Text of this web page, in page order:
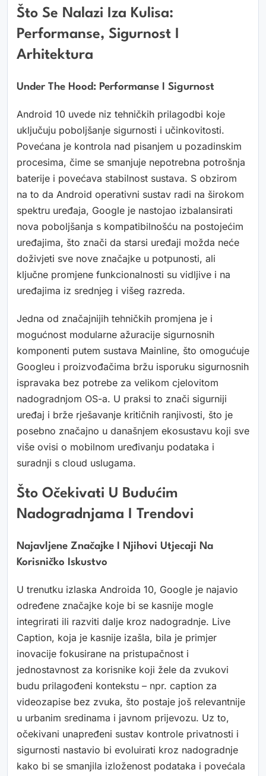
Što Se Nalazi Iza Kulisa:
Performanse, Sigurnost I
Arhitektura
Under The Hood: Performanse I Sigurnost
Android 10 uvede niz tehničkih prilagodbi koje
uključuju poboljšanje sigurnosti i učinkovitosti.
Povećana je kontrola nad pisanjem u pozadinskim
procesima, čime se smanjuje nepotrebna potrošnja
baterije i povećava stabilnost sustava. S obzirom
na to da Android operativni sustav radi na širokom
spektru uređaja, Google je nastojao izbalansirati
nova poboljšanja s kompatibilnošću na postojećim
uređajima, što znači da starsi uređaji možda neće
doživjeti sve nove značajke u potpunosti, ali
ključne promjene funkcionalnosti su vidljive i na
uređajima iz srednjeg i višeg razreda.
Jedna od značajnijih tehničkih promjena je i
mogućnost modularne ažuracije sigurnosnih
komponenti putem sustava Mainline, što omogućuje
Googleu i proizvođačima bržu isporuku sigurnosnih
ispravaka bez potrebe za velikom cjelovitom
nadogradnjom OS-a. U praksi to znači sigurniji
uređaj i brže rješavanje kritičnih ranjivosti, što je
posebno značajno u današnjem ekosustavu koji sve
više ovisi o mobilnom uređivanju podataka i
suradnji s cloud uslugama.
Što Očekivati U Budućim
Nadogradnjama I Trendovi
Najavljene Značajke I Njihovi Utjecaji Na
Korisničko Iskustvo
U trenutku izlaska Androida 10, Google je najavio
određene značajke koje bi se kasnije mogle
integrirati ili razviti dalje kroz nadogradnje. Live
Caption, koja je kasnije izašla, bila je primjer
inovacije fokusirane na pristupačnost i
jednostavnost za korisnike koji žele da zvukovi
budu prilagođeni kontekstu – npr. caption za
videozapise bez zvuka, što postaje još relevantnije
u urbanim sredinama i javnom prijevozu. Uz to,
očekivani unapređeni sustav kontrole privatnosti i
sigurnosti nastavio bi evoluirati kroz nadogradnje
kako bi se smanjila izloženost podataka i povećala